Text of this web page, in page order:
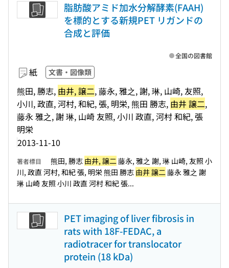
脂肪酸アミド加水分解酵素(FAAH)
を標的とする新規PET リガンドの
合成と評価
紙 文書・図像類
熊田, 勝志, 由井, 譲二, 藤永, 雅之, 謝, 琳, 山崎, 友照,
小川, 政直, 河村, 和紀, 張, 明栄, 熊田 勝志, 由井 譲二,
藤永 雅之, 謝 琳, 山崎 友照, 小川 政直, 河村 和紀, 張
明栄
2013-11-10
全国の図書館
著者標目 熊田, 勝志 由井, 譲二藤永, 雅之 謝, 琳 山崎, 友照 小
川, 政直 河村, 和紀 張, 明栄 熊田 勝志 由井 譲二藤永 雅之 謝
琳 山崎 友照 小川 政直 河村 和紀 張...
PET imaging of liver fibrosis in
rats with 18F-FEDAC, a
radiotracer for translocator
protein (18 kDa)